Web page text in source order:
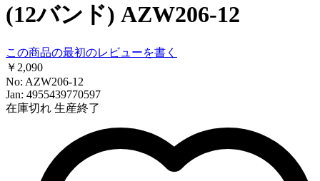
(12バンド) AZW206-12
この商品の最初のレビューを書く
￥2,090
No: AZW206-12
Jan: 4955439770597
在庫切れ 生産終了